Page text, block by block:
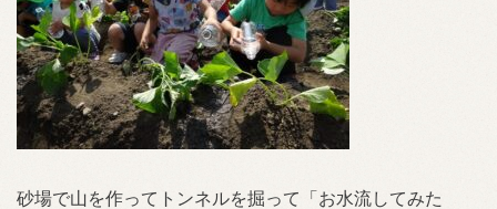
砂場で山を作ってトンネルを掘って「お水流してみた